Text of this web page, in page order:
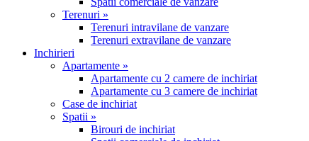
Terenuri »
Terenuri intravilane de vanzare
Terenuri extravilane de vanzare
Inchirieri
Apartamente »
Apartamente cu 2 camere de inchiriat
Apartamente cu 3 camere de inchiriat
Case de inchiriat
Spatii »
Birouri de inchiriat